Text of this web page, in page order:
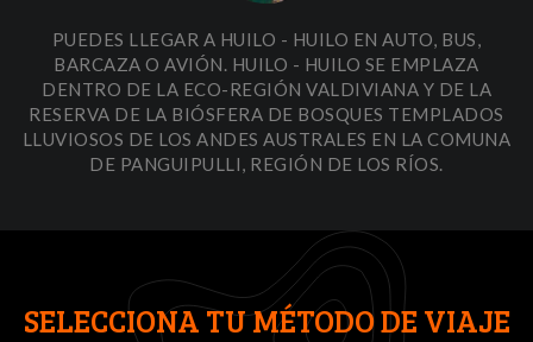
PUEDES LLEGAR A HUILO - HUILO EN AUTO, BUS,
BARCAZA O AVIÓN. HUILO - HUILO SE EMPLAZA
DENTRO DE LA ECO-REGIÓN VALDIVIANA Y DE LA
RESERVA DE LA BIÓSFERA DE BOSQUES TEMPLADOS
LLUVIOSOS DE LOS ANDES AUSTRALES EN LA COMUNA
DE PANGUIPULLI, REGIÓN DE LOS RÍOS.
SELECCIONA TU MÉTODO DE VIAJE